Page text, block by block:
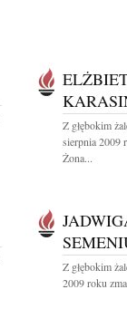
Z głębokim
sierpnia 2009
Żona...
Z głębokim
2009 roku